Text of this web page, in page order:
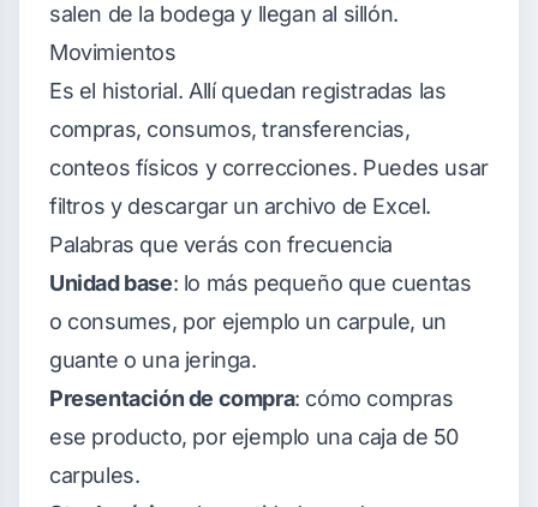
salen de la bodega y llegan al sillón.
Movimientos
Es el historial. Allí quedan registradas las
compras, consumos, transferencias,
conteos físicos y correcciones. Puedes usar
filtros y descargar un archivo de Excel.
Palabras que verás con frecuencia
Unidad base: lo más pequeño que cuentas
o consumes, por ejemplo un carpule, un
guante o una jeringa.
Presentación de compra: cómo compras
ese producto, por ejemplo una caja de 50
carpules.